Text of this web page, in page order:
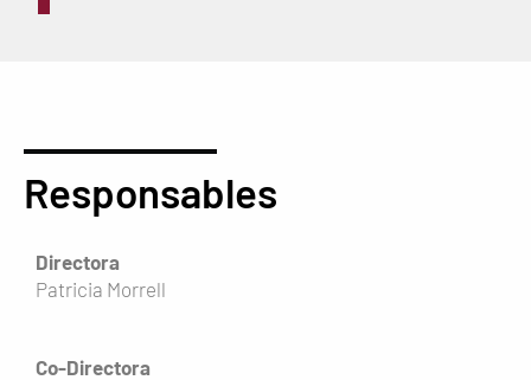
Responsables
Directora
Patricia Morrell
Co-Directora